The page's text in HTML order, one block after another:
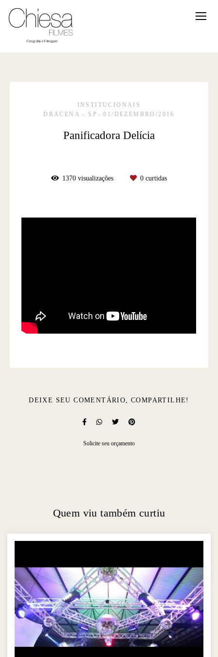
INSTITUCIONAIS
DRACENA - SP
01/DEZEMBRO/2016
Panificadora Delícia
1370 visualizações 0 curtidas
DEIXE SEU COMENTÁRIO, COMPARTILHE!
Solicite seu orçamento
Quem viu também curtiu